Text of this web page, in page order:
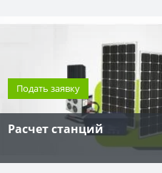
Перейти в товары
Подать заявку
Расчет станций